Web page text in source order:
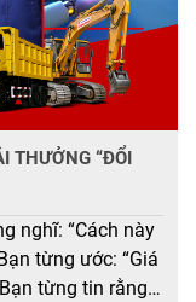
THƯỞNG “ĐỔI
nghĩ: “Cách này
từng ước: “Giá
từng tin rằng: